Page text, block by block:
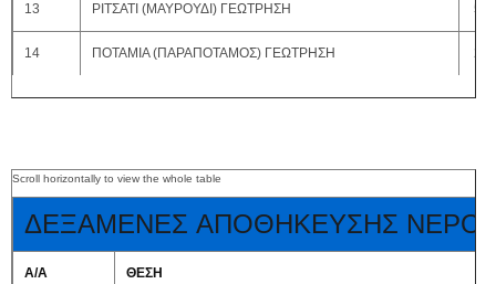
13 ΡΙΤΣΑΤΙ (ΜΑΥΡΟΥΔΙ) ΓΕΩΤΡΗΣΗ 50
14 ΠΟΤΑΜΙΑ (ΠΑΡΑΠΟΤΑΜΟΣ) ΓΕΩΤΡΗΣΗ 20
ΔΕΞΑΜΕΝΕΣ ΑΠΟΘΗΚΕΥΣΗΣ
Α/Α ΘΕΣΗ